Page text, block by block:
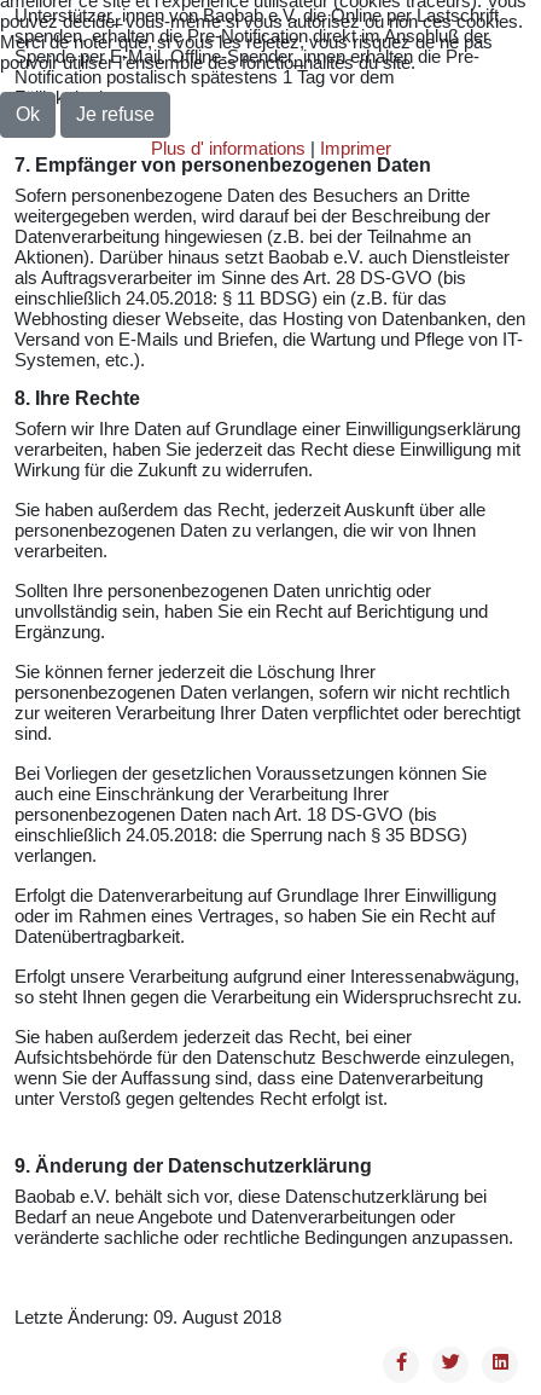
Unterstützer_innen von Baobab e.V. die Online per Lastschrift
spenden, erhalten die Pre-Notification direkt im Anschluß der
Spende per E-Mail. Offline-Spender_innen erhalten die Pre-
Notification postalisch spätestens 1 Tag vor dem
Fälligkeitsdatum.
7. Empfänger von personenbezogenen Daten
Sofern personenbezogene Daten des Besuchers an Dritte
weitergegeben werden, wird darauf bei der Beschreibung der
Datenverarbeitung hingewiesen (z.B. bei der Teilnahme an
Aktionen). Darüber hinaus setzt Baobab e.V. auch Dienstleister
als Auftragsverarbeiter im Sinne des Art. 28 DS-GVO (bis
einschließlich 24.05.2018: § 11 BDSG) ein (z.B. für das
Webhosting dieser Webseite, das Hosting von Datenbanken, den
Versand von E-Mails und Briefen, die Wartung und Pflege von IT-
Systemen, etc.).
8. Ihre Rechte
Sofern wir Ihre Daten auf Grundlage einer Einwilligungserklärung
verarbeiten, haben Sie jederzeit das Recht diese Einwilligung mit
Wirkung für die Zukunft zu widerrufen.
Sie haben außerdem das Recht, jederzeit Auskunft über alle
personenbezogenen Daten zu verlangen, die wir von Ihnen
verarbeiten.
Sollten Ihre personenbezogenen Daten unrichtig oder
unvollständig sein, haben Sie ein Recht auf Berichtigung und
Ergänzung.
Sie können ferner jederzeit die Löschung Ihrer
personenbezogenen Daten verlangen, sofern wir nicht rechtlich
zur weiteren Verarbeitung Ihrer Daten verpflichtet oder berechtigt
sind.
Bei Vorliegen der gesetzlichen Voraussetzungen können Sie
auch eine Einschränkung der Verarbeitung Ihrer
personenbezogenen Daten nach Art. 18 DS-GVO (bis
einschließlich 24.05.2018: die Sperrung nach § 35 BDSG)
verlangen.
Erfolgt die Datenverarbeitung auf Grundlage Ihrer Einwilligung
oder im Rahmen eines Vertrages, so haben Sie ein Recht auf
Datenübertragbarkeit.
Erfolgt unsere Verarbeitung aufgrund einer Interessenabwägung,
so steht Ihnen gegen die Verarbeitung ein Widerspruchsrecht zu.
Sie haben außerdem jederzeit das Recht, bei einer
Aufsichtsbehörde für den Datenschutz Beschwerde einzulegen,
wenn Sie der Auffassung sind, dass eine Datenverarbeitung
unter Verstoß gegen geltendes Recht erfolgt ist.
9. Änderung der Datenschutzerklärung
Baobab e.V. behält sich vor, diese Datenschutzerklärung bei
Bedarf an neue Angebote und Datenverarbeitungen oder
veränderte sachliche oder rechtliche Bedingungen anzupassen.
Letzte Änderung: 09. August 2018
pouvez décider vous-même si vous autorisez ou non ces cookies.
Merci de noter que, si vous les rejetez, vous risquez de ne pas
pouvoir utiliser l’ensemble des fonctionnalités du site.
Ok
Je refuse
Plus d' informations | Imprimer